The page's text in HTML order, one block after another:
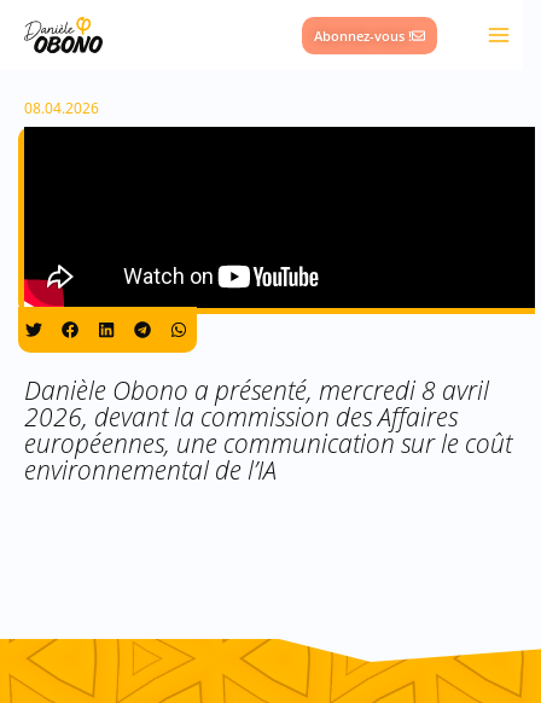
Abonnez-vous !
08.04.2026
Danièle Obono a présenté, mercredi 8 avril
2026, devant la commission des Affaires
européennes, une communication sur le coût
environnemental de l’IA